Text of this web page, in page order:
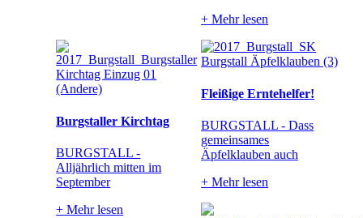
+ Mehr lesen
Burgstaller Kirchtag
BURGSTALL -
Alljährlich mitten im
September
+ Mehr lesen
Fleißige Erntehelfer!
BURGSTALL - Dass
gemeinsames
Äpfelklauben auch
+ Mehr lesen